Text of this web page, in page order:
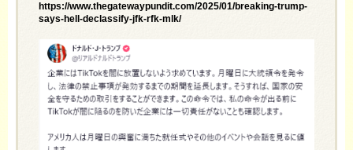
https://www.thegatewaypundit.com/2025/01/breaking-trump-
says-hell-declassify-jfk-rfk-mlk/